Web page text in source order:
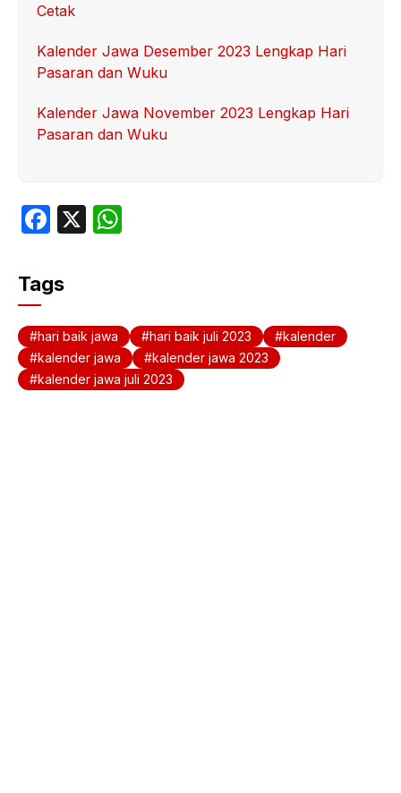
Cetak
Kalender Jawa Desember 2023 Lengkap Hari
Pasaran dan Wuku
Kalender Jawa November 2023 Lengkap Hari
Pasaran dan Wuku
F
c
e
b
o
o
X
A
p
p
Tags
hari baik jawa hari baik juli 2023
kalender
kalender jawa
kalender jawa 2023
kalender jawa juli 2023